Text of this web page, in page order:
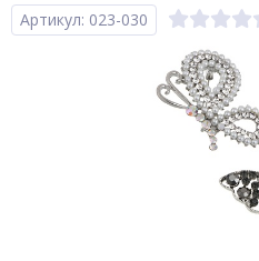
Артикул: 023-030